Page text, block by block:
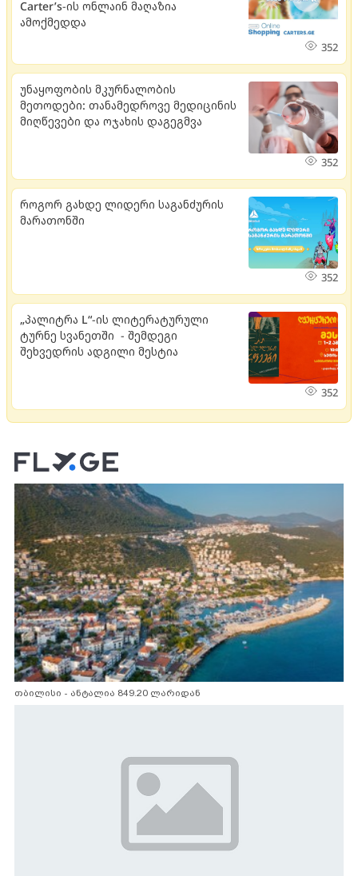
Carter’s-ის ონლაინ მაღაზია
ამოქმედდა
352
უნაყოფობის მკურნალობის
მეთოდები: თანამედროვე მედიცინის
მიღწევები და ოჯახის დაგეგმვა
352
როგორ გახდე ლიდერი საგანძურის
მარათონში
352
„პალიტრა L“-ის ლიტერატურული
ტურნე სვანეთში - შემდეგი
შეხვედრის ადგილი მესტია
352
თბილისი - ანტალია 849.20 ლარიდან